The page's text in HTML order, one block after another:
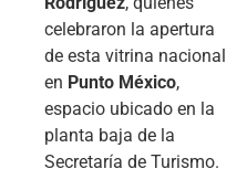
celebraron la apertura
de esta vitrina nacional
en Punto México,
espacio ubicado en la
planta baja de la
Secretaría de Turismo.